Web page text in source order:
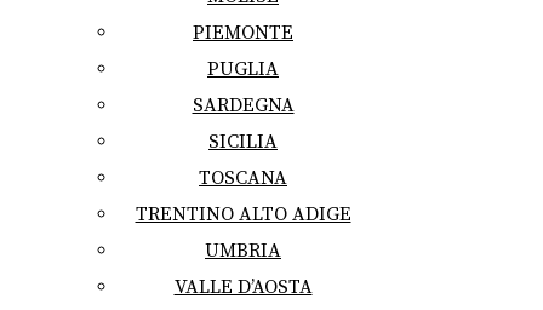
PIEMONTE
PUGLIA
SARDEGNA
SICILIA
TOSCANA
TRENTINO ALTO ADIGE
UMBRIA
VALLE D’AOSTA